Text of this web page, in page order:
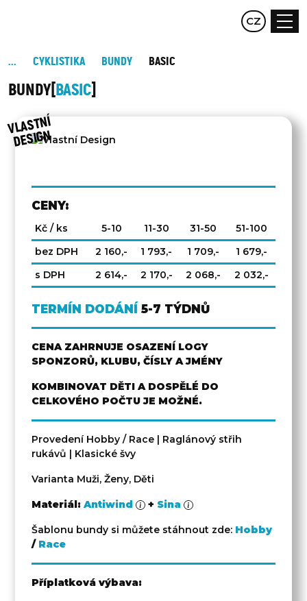
EN DE
CZ
CYKLISTIKA BUNDY BASIC
BUNDY BASIC
VLAST
NÍ
DESIG
N
CENY:
Kč / ks 5-10 11-30 31-50
51-100
bez DPH
2 160,- 1 793,- 1 709,-
1 679,-
s DPH
2 614,- 2 170,- 2 068,- 2 032,-
TERMÍN DODÁNÍ 5-7 TÝDNŮ
CENA ZAHRNUJE OSAZENÍ LOGY
SPONZORŮ, KLUBU, ČÍSLY A JMÉNY
KOMBINOVAT DĚTI A DOSPĚLÉ DO
CELKOVÉHO POČTU JE MOŽNÉ.
Provedení Hobby / Race | Raglánový střih
rukávů | Klasické švy
Varianta Muži, Ženy, Děti
Materiál: Antiwind + Sina
Šablonu bundy si můžete stáhnout zde: Hobby
/ Race
Příplatková výbava: